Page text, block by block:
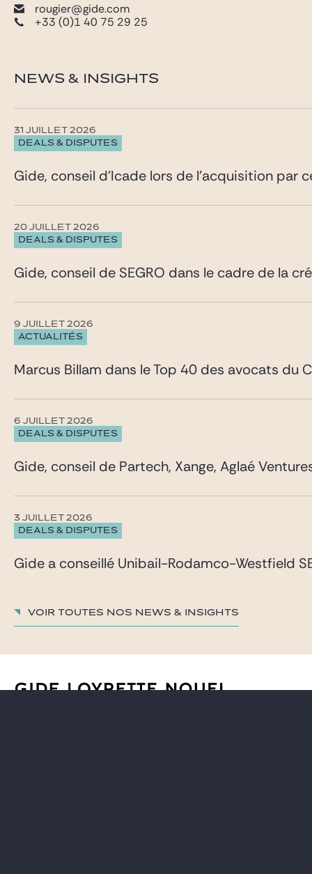
rougier@gide.com
+33 (0)1 40 75 29 25
NEWS & INSIGHTS
DEALS & DISPUTES
31 JUILLET 2026
Gide, conseil d’Icade lors de l’acquisition
DEALS & DISPUTES
20 JUILLET 2026
Gide, conseil de SEGRO dans le cadre de la
ACTUALITÉS
9 JUILLET 2026
Marcus Billam dans le Top 40 des avocats du
DEALS & DISPUTES
6 JUILLET 2026
Gide, conseil de Partech, Xange, Aglaé
DEALS & DISPUTES
3 JUILLET 2026
Gide a conseillé Unibail-Rodamco-Westfield
Voir toutes nos News & insights